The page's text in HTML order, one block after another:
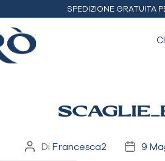
SPEDIZIONE GRATUITA
Autore
Di Francesca2
Data
9